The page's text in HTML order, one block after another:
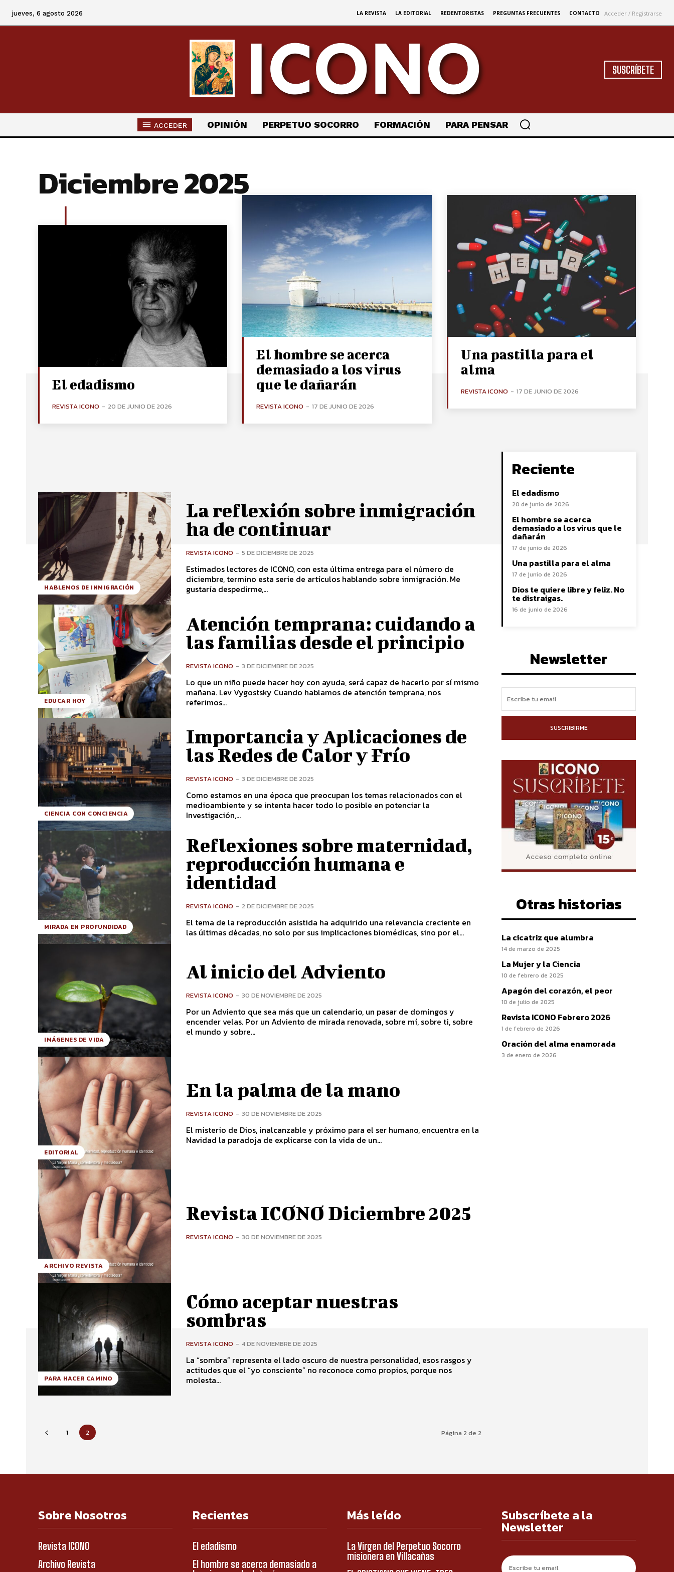
jueves, 6 agosto 2026 LA REVISTA LA EDITORIAL REDENTORISTAS PREGUNTAS FRECUENTES CONTACTO Acceder / Registrarse
SUSCRÍBETE
ACCEDER OPINIÓN PERPETUO SOCORRO FORMACIÓN PARA PENSAR
Diciembre 2025
El edadismo
REVISTA ICONO - 20 DE JUNIO DE 2026
El hombre se acerca
demasiado a los virus
que le dañarán
REVISTA ICONO - 17 DE JUNIO DE 2026
Una pastilla para el
alma
REVISTA ICONO - 17 DE JUNIO DE 2026
HABLEMOS DE INMIGRACIÓN
La reflexión sobre inmigración
ha de continuar
REVISTA ICONO - 5 DE DICIEMBRE DE 2025
Estimados lectores de ICONO, con esta última entrega para el número de
diciembre, termino esta serie de artículos hablando sobre inmigración. Me
gustaría despedirme,...
EDUCAR HOY
Atención temprana: cuidando a
las familias desde el principio
REVISTA ICONO - 3 DE DICIEMBRE DE 2025
Lo que un niño puede hacer hoy con ayuda, será capaz de hacerlo por sí mismo
mañana. Lev Vygostsky Cuando hablamos de atención temprana, nos
referimos...
CIENCIA CON CONCIENCIA
Importancia y Aplicaciones de
las Redes de Calor y Frío
REVISTA ICONO - 3 DE DICIEMBRE DE 2025
Como estamos en una época que preocupan los temas relacionados con el
medioambiente y se intenta hacer todo lo posible en potenciar la
Investigación,...
MIRADA EN PROFUNDIDAD
Reflexiones sobre maternidad,
reproducción humana e
identidad
REVISTA ICONO - 2 DE DICIEMBRE DE 2025
El tema de la reproducción asistida ha adquirido una relevancia creciente en
las últimas décadas, no solo por sus implicaciones biomédicas, sino por el...
IMÁGENES DE VIDA
Al inicio del Adviento
REVISTA ICONO - 30 DE NOVIEMBRE DE 2025
Por un Adviento que sea más que un calendario, un pasar de domingos y
encender velas. Por un Adviento de mirada renovada, sobre mí, sobre ti, sobre
el mundo y sobre...
EDITORIAL
En la palma de la mano
REVISTA ICONO - 30 DE NOVIEMBRE DE 2025
El misterio de Dios, inalcanzable y próximo para el ser humano, encuentra en la
Navidad la paradoja de explicarse con la vida de un...
ARCHIVO REVISTA
Revista ICONO Diciembre 2025
REVISTA ICONO - 30 DE NOVIEMBRE DE 2025
PARA HACER CAMINO
Cómo aceptar nuestras
sombras
REVISTA ICONO - 4 DE NOVIEMBRE DE 2025
La “sombra” representa el lado oscuro de nuestra personalidad, esos rasgos y
actitudes que el “yo consciente” no reconoce como propios, porque nos
molesta...
1 2 Página 2 de 2
Reciente
El edadismo
20 de junio de 2026
El hombre se acerca
demasiado a los virus que le
dañarán
17 de junio de 2026
Una pastilla para el alma
17 de junio de 2026
Dios te quiere libre y feliz. No
te distraigas.
16 de junio de 2026
Newsletter
SUSCRIBIRME
Otras historias
La cicatriz que alumbra
14 de marzo de 2025
La Mujer y la Ciencia
10 de febrero de 2025
Apagón del corazón, el peor
10 de julio de 2025
Revista ICONO Febrero 2026
1 de febrero de 2026
Oración del alma enamorada
3 de enero de 2026
Sobre Nosotros
Revista ICONO
Archivo Revista
Recientes
El edadismo
El hombre se acerca demasiado a
Más leído
La Virgen del Perpetuo Socorro
misionera en Villacañas
Subscríbete a la
Newsletter